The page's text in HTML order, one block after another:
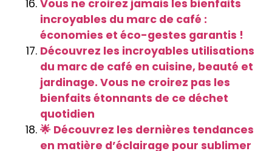
Vous ne croirez jamais les bienfaits
incroyables du marc de café :
économies et éco-gestes garantis !
Découvrez les incroyables utilisations
du marc de café en cuisine, beauté et
jardinage. Vous ne croirez pas les
bienfaits étonnants de ce déchet
quotidien
🌟 Découvrez les dernières tendances
en matière d’éclairage pour sublimer